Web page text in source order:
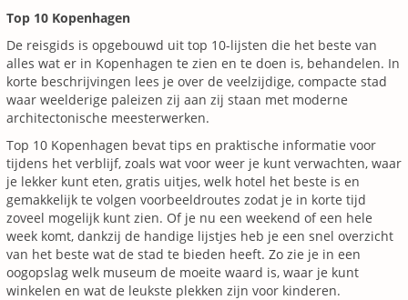
Top 10 Kopenhagen
De reisgids is opgebouwd uit top 10-lijsten die het beste van
alles wat er in Kopenhagen te zien en te doen is, behandelen. In
korte beschrijvingen lees je over de veelzijdige, compacte stad
waar weelderige paleizen zij aan zij staan met moderne
architectonische meesterwerken.
Top 10 Kopenhagen bevat tips en praktische informatie voor
tijdens het verblijf, zoals wat voor weer je kunt verwachten, waar
je lekker kunt eten, gratis uitjes, welk hotel het beste is en
gemakkelijk te volgen voorbeeldroutes zodat je in korte tijd
zoveel mogelijk kunt zien. Of je nu een weekend of een hele
week komt, dankzij de handige lijstjes heb je een snel overzicht
van het beste wat de stad te bieden heeft. Zo zie je in een
oogopslag welk museum de moeite waard is, waar je kunt
winkelen en wat de leukste plekken zijn voor kinderen.